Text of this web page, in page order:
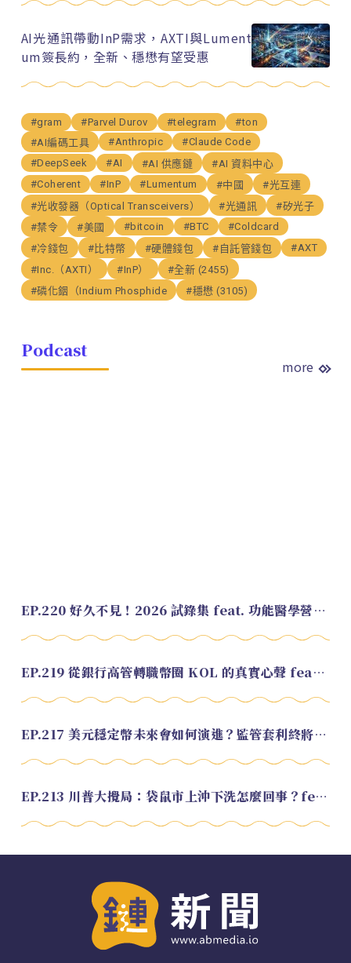
AI光通訊帶動InP需求，AXTI與Lument
um簽長約，全新、穩懋有望受惠
#gram #Parvel Durov #telegram
#ton
#AI編碼工具
#Anthropic
#Claude Code
#DeepSeek
#AI #AI 供應鏈
#AI 資料中心
#Coherent
#InP #Lumentum #中國
#光互連
#光收發器（Optical Transceivers）
#光通訊
#矽光子
#禁令
#美國 #bitcoin #BTC
#Coldcard
#冷錢包
#比特幣 #硬體錢包 #自託管錢包
#AXT
#Inc.（AXTI）
#InP）
#全新 (2455)
#磷化銦（Indium Phosphide
#穩懋 (3105)
Podcast
more
EP.220 好久不見！2026 試錄集 feat. 功能醫學營養師 美寶
EP.219 從銀行高管轉職幣圈 KOL 的真實心聲 feat.龜大
EP.217 美元穩定幣未來會如何演進？監管套利終將收斂？feat. 研究員 余哲安
EP.213 川普大攪局：袋鼠市上沖下洗怎麼回事？feat. Alvin